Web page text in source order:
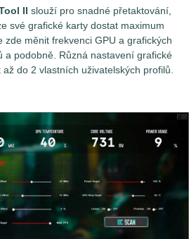
II slouží pro snadné přetaktování,
své grafické karty dostat maximum
zde měnit frekvenci GPU a grafických
a podobně. Různá nastavení grafické
do 2 vlastních uživatelských profilů.